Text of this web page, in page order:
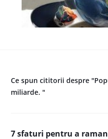
Ce spun cititorii despre
miliarde. "
7 sfaturi pentru a